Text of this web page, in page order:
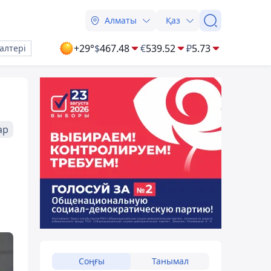
Алматы Қаз
+29°$467.48 €539.52 ₽5.73
Соңғы Танымал